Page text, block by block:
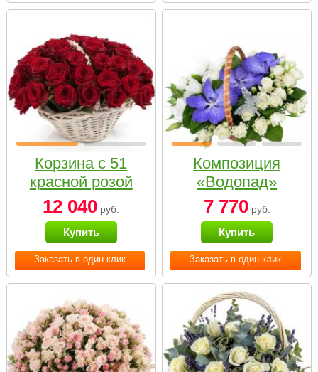
Заказать в один клик
Корзина с 51
красной розой
12 040 руб.
Купить
Заказать в один клик
Композиция
«Водопад»
7 770руб.
Купить